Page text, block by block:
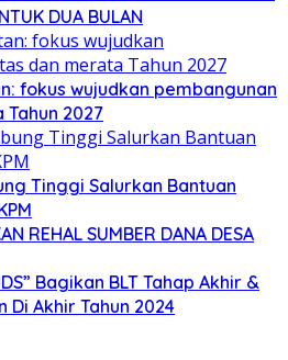
DUA BULAN
fokus wujudkan pembangunan
2027
Tinggi Salurkan Bantuan
REHAL SUMBER DANA DESA
Bagikan BLT Tahap Akhir &
Di Akhir Tahun 2024